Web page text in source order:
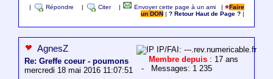
Répondre Citer Envoyer cette page à un ami |
Faire
un DON
|? Retour Haut de Page ?
AgnesZ
Re: Greffe coeur - poumons
mercredi 18 mai 2016 11:07:51
IP/FAI: ---.rev.numericable.fr
Membre depuis : 17 ans
- Messages: 1 235